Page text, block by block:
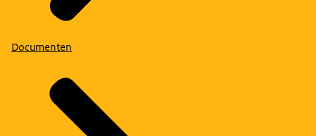
Documenten